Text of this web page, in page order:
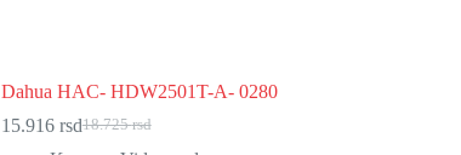
Dahua HAC- HDW2501T-A- 0280
18.725rsd
Originalna
15.916 rsdTrenutna